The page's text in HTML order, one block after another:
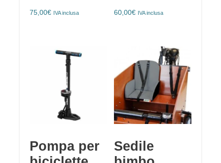
75,00€ IVA inclusa 60,00€ IVA inclusa
Pompa per
Sedile